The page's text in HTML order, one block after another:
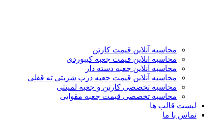
محاسبه آنلاین قیمت کارتن
محاسبه انلاین قیمت جعبه کیبوردی
محاسبه آنلاین جعبه دسته دار
محاسبه آنلاین قیمت جعبه درب شربتی ته قفلی
محاسبه تخصصی کارتن و جعبه لمینتی
محاسبه تخصصی قیمت جعبه مقوایی
لیست قالب ها
تماس با ما